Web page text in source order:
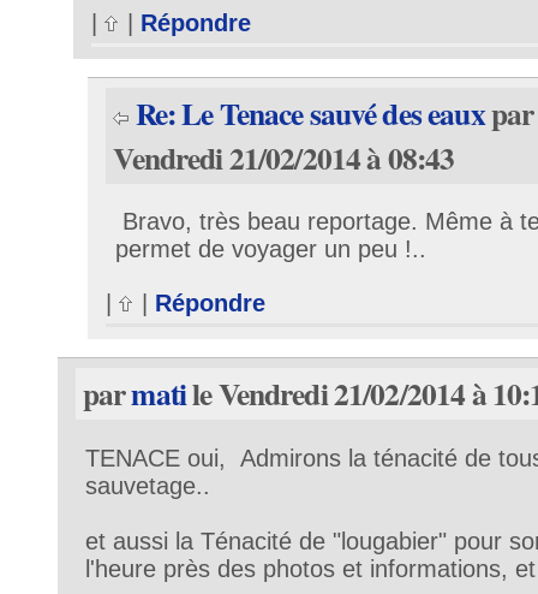
|
| Répondre
Re: Le Tenace sauvé des eaux
Vendredi 21/02/2014 à 08:43
Bravo, très beau reportage. Même à
permet de voyager un peu !..
| Répondre
parmatile Vendredi 21/02/2014 à
TENACE oui, Admirons la ténacité de
sauvetage..
et aussi la Ténacité de "lougabier" pour
l'heure près des photos et informations,